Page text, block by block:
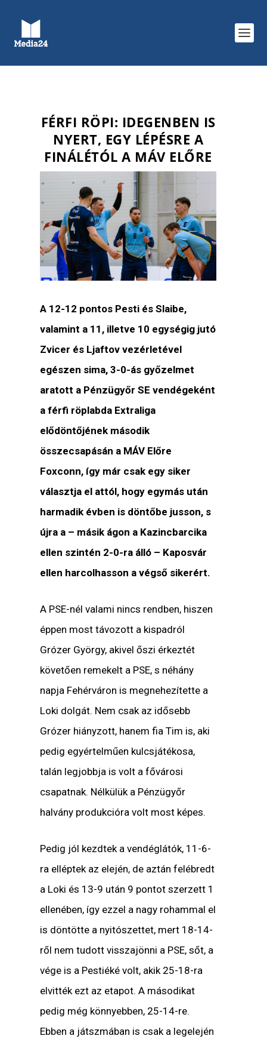
FÉRFI RÖPI: IDEGENBEN IS
NYERT, EGY LÉPÉSRE A
FINÁLÉTÓL A MÁV ELŐRE
A 12-12 pontos Pesti és Slaibe,
valamint a 11, illetve 10 egységig jutó
Zvicer és Ljaftov vezérletével
egészen sima, 3-0-ás győzelmet
aratott a Pénzügyőr SE vendégeként
a férfi röplabda Extraliga
elődöntőjének második
összecsapásán a MÁV Előre
Foxconn, így már csak egy siker
választja el attól, hogy egymás után
harmadik évben is döntőbe jusson, s
újra a – másik ágon a Kazincbarcika
ellen szintén 2-0-ra álló – Kaposvár
ellen harcolhasson a végső sikerért.
A PSE-nél valami nincs rendben, hiszen
éppen most távozott a kispadról
Grózer György, akivel őszi érkeztét
követően remekelt a PSE, s néhány
napja Fehérváron is megnehezítette a
Loki dolgát. Nem csak az idősebb
Grózer hiányzott, hanem fia Tim is, aki
pedig egyértelműen kulcsjátékosa,
talán legjobbja is volt a fővárosi
csapatnak. Nélkülük a Pénzügyőr
halvány produkcióra volt most képes.
Pedig jól kezdtek a vendéglátók, 11-6-
ra elléptek az elején, de aztán felébredt
a Loki és 13-9 után 9 pontot szerzett 1
ellenében, így ezzel a nagy rohammal el
is döntötte a nyitószettet, mert 18-14-
ről nem tudott visszajönni a PSE, sőt, a
vége is a Pestiéké volt, akik 25-18-ra
elvitték ezt az etapot. A másodikat
pedig még könnyebben, 25-14-re.
Ebben a játszmában is csak a legelején